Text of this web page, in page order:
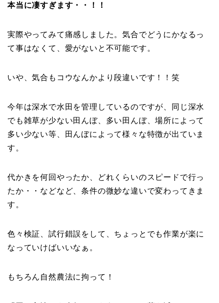
本当に凄すぎます・・！！
実際やってみて痛感しました。気合でどうにかなるっ
て事はなくて、愛がないと不可能です。
いや、気合もコウなんかより段違いです！！笑
今年は深水で水田を管理しているのですが、同じ深水
でも雑草が少ない田んぼ、多い田んぼ、場所によって
多い少ない等、田んぼによって様々な特徴が出ていま
す。
代かきを何回やったか、どれくらいのスピードで行っ
たか・・などなど、条件の微妙な違いで変わってきま
す。
色々検証、試行錯誤をして、ちょっとでも作業が楽に
なっていけばいいなぁ。
もちろん自然農法に拘って！